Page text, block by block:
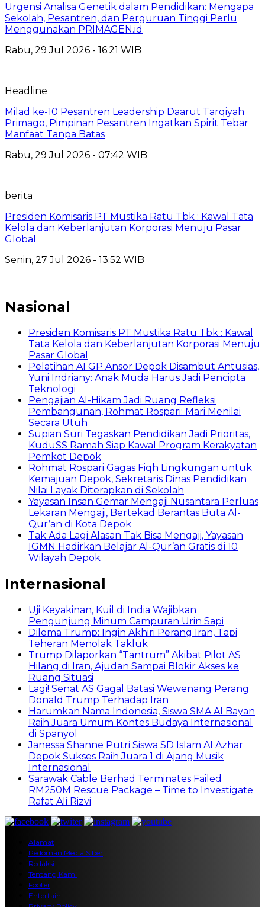
Urgensi Analisa Genetik dalam Pendidikan: Mengapa
Sekolah, Pesantren, dan Perguruan Tinggi Perlu
Menggunakan PRIMAGEN.id
Rabu, 29 Jul 2026 - 16:21 WIB
Headline
Milad ke-10 Pesantren Leadership Daarut Tarqiyah
Primago, Pimpinan Pesantren Ingatkan Spirit Tebar
Manfaat Tanpa Batas
Rabu, 29 Jul 2026 - 07:42 WIB
berita
Presiden Komisaris PT Mustika Ratu Tbk : Kawal Tata
Kelola dan Keberlanjutan Korporasi Menuju Pasar
Global
Senin, 27 Jul 2026 - 13:52 WIB
Nasional
Presiden Komisaris PT Mustika Ratu Tbk : Kawal
Tata Kelola dan Keberlanjutan Korporasi Menuju
Pasar Global
Pelatihan AI GP Ansor Depok Disambut Antusias,
Yuni Indriany: Anak Muda Harus Jadi Pencipta
Teknologi
Pengajian Al-Hikam Jadi Ruang Refleksi
Pembangunan, Rohmat Rospari: Mari Menilai
Secara Utuh
Supian Suri Tegaskan Pendidikan Jadi Prioritas,
KuduSS Ramah Siap Kawal Program Kerakyatan
Pemkot Depok
Rohmat Rospari Gagas Fiqh Lingkungan untuk
Kemajuan Depok, Sekretaris Dinas Pendidikan
Nilai Layak Diterapkan di Sekolah
Yayasan Insan Gemar Mengaji Nusantara Perluas
Lekaran Mengaji, Bertekad Berantas Buta Al-
Qur’an di Kota Depok
Tak Ada Lagi Alasan Tak Bisa Mengaji, Yayasan
IGMN Hadirkan Belajar Al-Qur’an Gratis di 10
Wilayah Depok
Internasional
Uji Keyakinan, Kuil di India Wajibkan
Pengunjung Minum Campuran Urin Sapi
Dilema Trump: Ingin Akhiri Perang Iran, Tapi
Teheran Menolak Takluk
Trump Dilaporkan “Tantrum” Akibat Pilot AS
Hilang di Iran, Ajudan Sampai Blokir Akses ke
Ruang Situasi
Lagi! Senat AS Gagal Batasi Wewenang Perang
Donald Trump Terhadap Iran
Harumkan Nama Indonesia, Siswa SMA Al Bayan
Raih Juara Umum Kontes Budaya Internasional
di Spanyol
Janessa Shanne Putri Siswa SD Islam Al Azhar
Depok Sukses Raih Juara 1 di Ajang Musik
Internasional
Sarawak Cable Berhad Terminates Failed
RM250M Rescue Package – Time to Investigate
Rafat Ali Rizvi
Alamat
Pedoman Media Siber
Redaksi
Tentang Kami
Footer
Entertain